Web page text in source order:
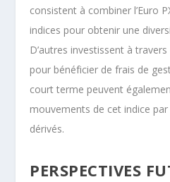
consistent à combiner l’Euro
indices pour obtenir une
D’autres investissent à travers
pour bénéficier de frais de
court terme peuvent
mouvements de cet indice
dérivés.
PERSPECTIVES